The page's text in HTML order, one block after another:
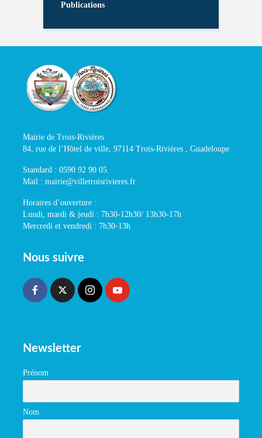
Publications
Mairie de Trois-Rivières
84, rue de l’Hôtel de ville, 97114 Trois-Rivières , Guadeloupe
Standard : 0590 92 90 05
Mail : mairie@villetroisrivieres.fr
Horaires d’ouverture :
Lundi, mardi & jeudi : 7h30-12h30/ 13h30-17h
Mercredi et vendredi : 7h30-13h
Nous suivre
Newsletter
Prénom
Nom